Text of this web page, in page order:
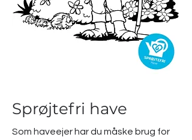
Sprøjtefri have
Som haveejer har du måske brug for